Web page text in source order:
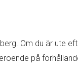
Om du är ute
på